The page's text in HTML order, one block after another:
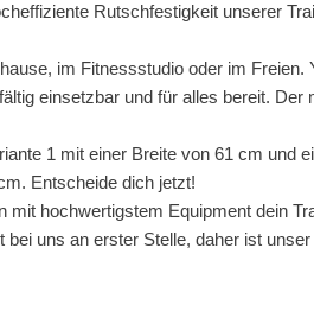
Rutschfestigkeit unserer
im Fitnessstudio oder im Freien.
einsetzbar und für alles bereit. Der
1 mit einer Breite von 61 cm und
Entscheide dich jetzt!
hochwertigstem Equipment dein
uns an erster Stelle, daher ist